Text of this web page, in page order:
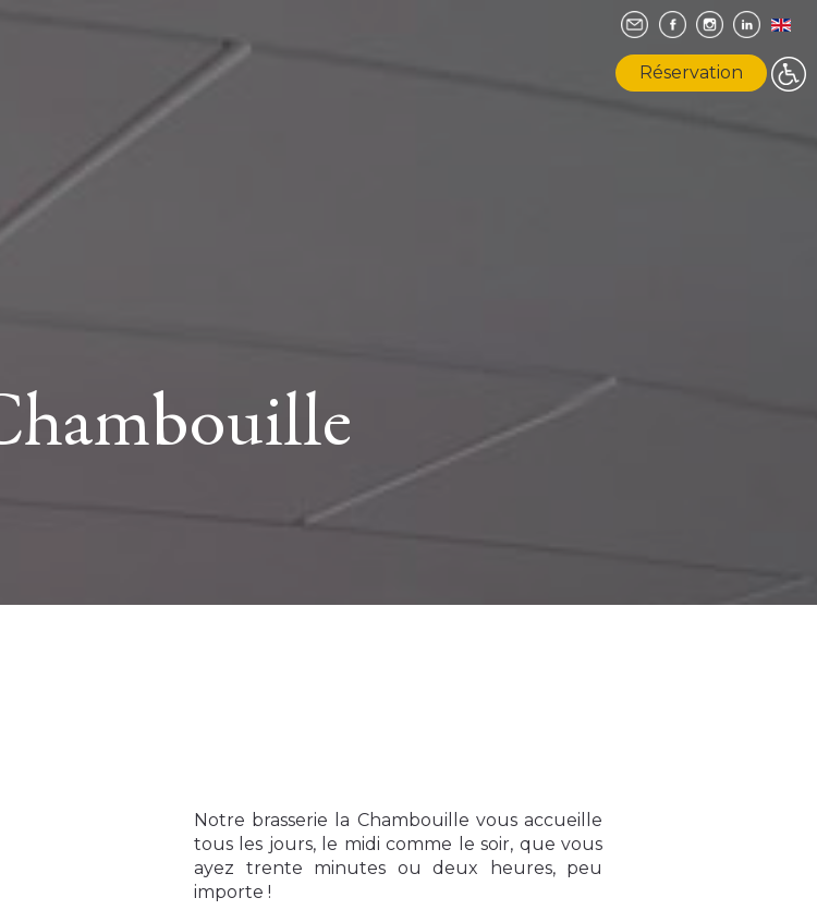
Réservation
Notre brasserie la Chambouille vous accueille
tous les jours, le midi comme le soir, que vous
ayez trente minutes ou deux heures, peu
importe !